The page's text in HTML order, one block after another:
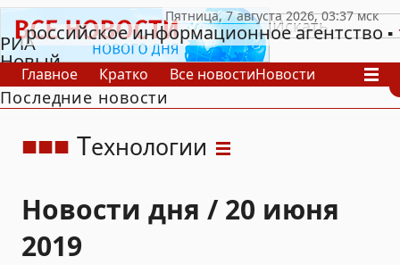
РИА
Новый
День
российское информационное агентство
Главное Кратко Все новостиНовости
В России
В мире
Последние новости
Технологии
Новости дня / 20 июня
2019